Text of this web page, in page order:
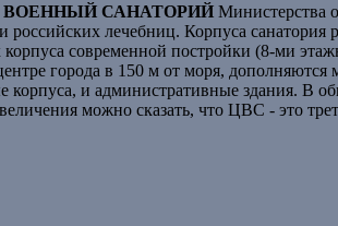
САНАТОРИЙ Министерства
российских лечебниц. Корпуса
современной постройки (8-ми
города в 150 м от моря, дополняются
корпуса, и административные здания. В
можно сказать, что ЦВС - это